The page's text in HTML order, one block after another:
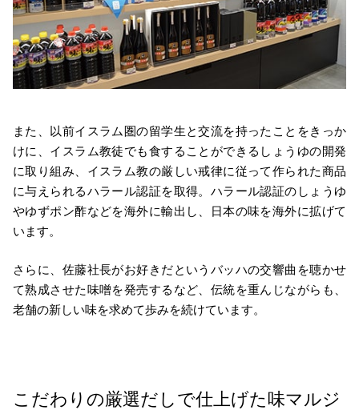
また、以前イスラム圏の留学生と交流を持ったことをきっか
けに、イスラム教徒でも食することができるしょうゆの開発
に取り組み、イスラム教の厳しい戒律に従って作られた商品
に与えられるハラール認証を取得。ハラール認証のしょうゆ
やゆずポン酢などを海外に輸出し、日本の味を海外に拡げて
います。
さらに、佐藤社長がお好きだというバッハの交響曲を聴かせ
て熟成させた味噌を発売するなど、伝統を重んじながらも、
老舗の新しい味を求めて歩みを続けています。
こだわりの厳選だしで仕上げた味マルジ